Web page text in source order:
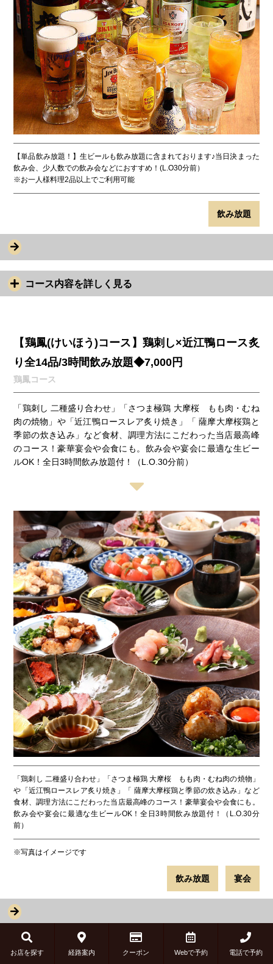
【単品飲み放題！】生ビールも飲み放題に含まれております♪当日決まった
飲み会、少人数での飲み会などにおすすめ！(L.O30分前）
※お一人様料理2品以上でご利用可能
飲み放題
コース内容を詳しく見る
【鶏鳳(けいほう)コース】鶏刺し×近江鴨ロース炙
り全14品/3時間飲み放題◆7,000円
鶏鳳コース
「鶏刺し 二種盛り合わせ」「さつま極鶏 大摩桜 もも肉・むね
肉の焼物」や「近江鴨ロースレア炙り焼き」「 薩摩大摩桜鶏と
季節の炊き込み」など食材、調理方法にこだわった当店最高峰
のコース！豪華宴会や会食にも。飲み会や宴会に最適な生ビー
ルOK！全日3時間飲み放題付！（L.O.30分前）
「鶏刺し 二種盛り合わせ」「さつま極鶏 大摩桜 もも肉・むね肉の焼物」
や「近江鴨ロースレア炙り焼き」「 薩摩大摩桜鶏と季節の炊き込み」など
食材、調理方法にこだわった当店最高峰のコース！豪華宴会や会食にも。
飲み会や宴会に最適な生ビールOK！全日3時間飲み放題付！（L.O.30分
前）
※写真はイメージです
飲み放題 宴会
コース内容を詳しく見る
お店を探す 経路案内 クーポン Webで予約 電話で予約